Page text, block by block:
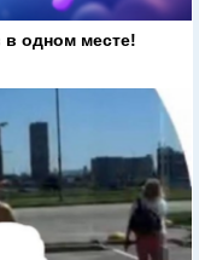
одном месте!